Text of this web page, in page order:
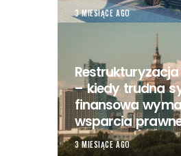
3 MIESIĄCE AGO
– kiedy trudna
finansowa
wsparcia
3 MIESIĄCE AGO